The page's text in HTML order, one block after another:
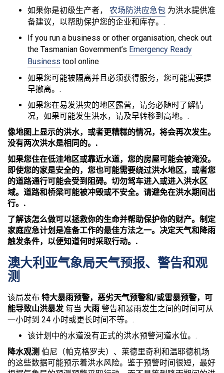
如果你是初级生产者， 农场防洪应急包 为洪水提供准
备建议，以帮助保护您的企业和库存。.
If you run a business or other organisation, check out
the Tasmanian Government’s Emergency Ready
Business tool online
如果您可能被隔离并且必须获得服务，您可能需要提
早撤离。.
如果您在易发洪灾的地区露营，请务必随时了解情
况，如果可能发生洪水，请及早转移到高地。.
像地图上显示的洪水，或者更糟糕的情况，将会再次发生。
没有两次洪水是相同的。.
如果您住在低洼地区或靠近水道，您的房屋可能会被淹没。
即使您的家是安全的，您也可能需要绕过洪水地区，或者您
的道路通行可能会受到阻碍。切勿驾车进入或进入洪水区
域。道路和桥梁可能被冲毁或不安全。请避免在洪水期间出
行。.
了解该怎么做可以拯救你的生命并帮助保护你的财产。制定
家庭应急计划是准备工作的最佳方法之一。决定天气和降雨
触发条件，以便知道何时采取行动。.
澳大利亚气象局天气预报、警告和观
测
该局发布 特大暴雨预警，恶劣天气预警和/或雷暴预警，可
能导致山洪暴发 每当 大雨 警告和暴雨发生之间的时间可从
一小时到 24 小时或更长时间不等。.
该计划中的水道没有正式的洪水预警河道水位。.
降水观测 伯尼（帕克格罗夫）、莱德里奇利和温耶德机场
的这些数据可能预示着洪水风险。鉴于预警时间很短，最好